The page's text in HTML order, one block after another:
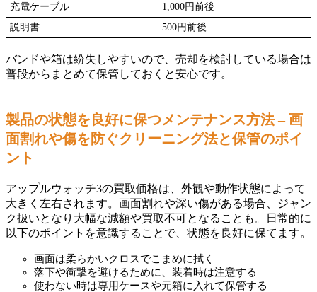
充電ケーブル
1,000円前後
説明書
500円前後
バンドや箱は紛失しやすいので、売却を検討している場合は
普段からまとめて保管しておくと安心です。
製品の状態を良好に保つメンテナンス方法 – 画
面割れや傷を防ぐクリーニング法と保管のポイ
ント
アップルウォッチ3の買取価格は、外観や動作状態によって
大きく左右されます。画面割れや深い傷がある場合、ジャン
ク扱いとなり大幅な減額や買取不可となることも。日常的に
以下のポイントを意識することで、状態を良好に保てます。
画面は柔らかいクロスでこまめに拭く
落下や衝撃を避けるために、装着時は注意する
使わない時は専用ケースや元箱に入れて保管する